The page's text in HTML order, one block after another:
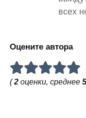
всех
Оцените автора
(2 оценки, среднее 5